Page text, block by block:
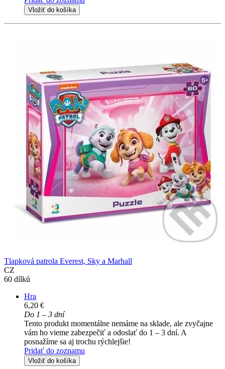
Vložiť do košíka
Tlapková patrola Everest, Sky a Marhall
CZ
60 dílků
Hra
6,20 €
Do 1 – 3 dní
Tento produkt momentálne nemáme na sklade, ale zvyčajne
vám ho vieme zabezpečiť a odoslať do 1 – 3 dní. A
posnažíme sa aj trochu rýchlejšie!
Pridať do zoznamu
Vložiť do košíka